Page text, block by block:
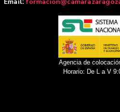
Agencia de
Horario: De L a V